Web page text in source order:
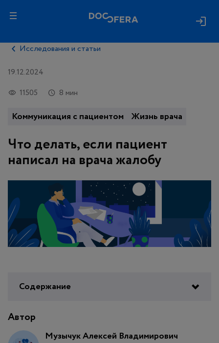
Исследования и статьи
19.12.2024
11505
8 мин
Коммуникация с пациентом Жизнь врача
Что делать, если пациент
написал на врача жалобу
Содержание
Автор
Музычук Алексей Владимирович